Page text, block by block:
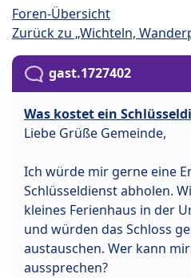
Foren-Übersicht
Zurück zu „Wichteln,
gast.1727402
Was kostet ein
Liebe Grüße Gemeinde,
Ich würde mir gerne eine
Schlüsseldienst abholen.
kleines Ferienhaus in der
und würden das Schloss
austauschen. Wer kann
aussprechen?